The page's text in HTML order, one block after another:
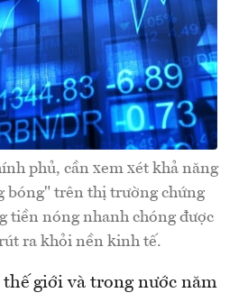
phủ, cần xem xét khả năng
bóng" trên thị trường chứng
tiền nóng nhanh chóng được
ra khỏi nền kinh tế.
giới và trong nước năm